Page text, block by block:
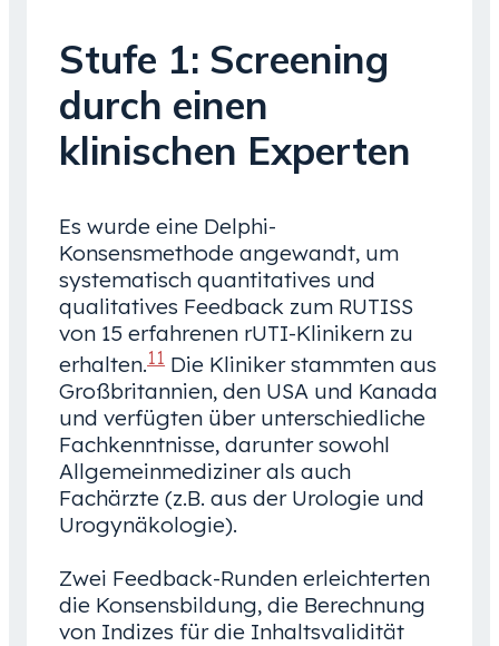
Stufe 1: Screening
durch einen
klinischen Experten
Es wurde eine Delphi-
Konsensmethode angewandt, um
systematisch quantitatives und
qualitatives Feedback zum RUTISS
von 15 erfahrenen rUTI-Klinikern zu
erhalten.11 Die Kliniker stammten aus
Großbritannien, den USA und Kanada
und verfügten über unterschiedliche
Fachkenntnisse, darunter sowohl
Allgemeinmediziner als auch
Fachärzte (z.B. aus der Urologie und
Urogynäkologie).
Zwei Feedback-Runden erleichterten
die Konsensbildung, die Berechnung
von Indizes für die Inhaltsvalidität